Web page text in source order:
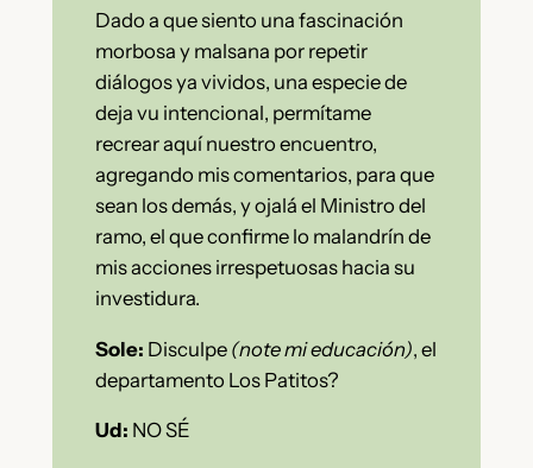
Dado a que siento una fascinación
morbosa y malsana por repetir
diálogos ya vividos, una especie de
deja vu intencional, permítame
recrear aquí nuestro encuentro,
agregando mis comentarios, para que
sean los demás, y ojalá el Ministro del
ramo, el que confirme lo malandrín de
mis acciones irrespetuosas hacia su
investidura.
Sole: Disculpe(note mi educación), el
departamento Los Patitos?
Ud: NO SÉ